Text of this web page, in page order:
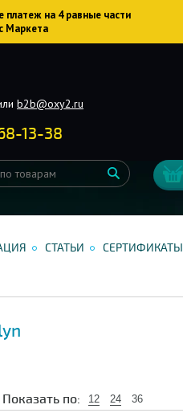
платеж на 4 равные части
Маркета
b2b@oxy2.ru
13-38
СТАТЬИ СЕРТИФИКАТЫ
Показать по: 12 24 36